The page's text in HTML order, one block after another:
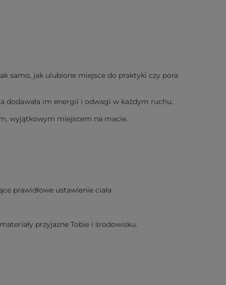
samo, jak ulubione miejsce do praktyki czy pora
dodawała im energii i odwagi w każdym ruchu.
wyjątkowym miejscem na macie.
prawidłowe ustawienie ciała.
przyjazne Tobie i środowisku.